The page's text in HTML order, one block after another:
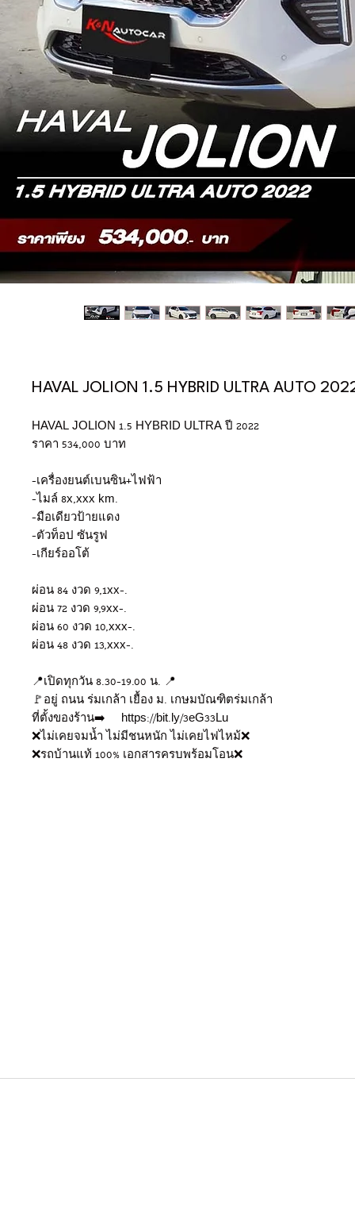
HAVAL JOLION 1.5 HYBRID ULTRA AUTO
HAVAL JOLION 1.5 HYBRID ULTRA ปี 2022
ราคา 534,000 บาท
-เครื่องยนต์เบนซิน+ไฟฟ้า
-ไมล์ 8x,xxx km.
-มือเดียวป้ายแดง
-ตัวท็อป ซันรูฟ
-เกียร์ออโต้
ผ่อน 84 งวด 9,1xx-.
ผ่อน 72 งวด 9,9xx-.
ผ่อน 60 งวด 10,xxx-.
ผ่อน 48 งวด 13,xxx-.
📍เปิดทุกวัน 8.30-19.00 น. 📍
🚩อยู่ ถนน ร่มเกล้า เยื้อง ม. เกษมบัณฑิตร่มเกล้า
ที่ตั้งของร้าน➡️ https://bit.ly/3eG33Lu
❌ไม่เคยจมน้ำ ไม่มีชนหนัก ไม่เคยไฟไหม้❌
❌รถบ้านแท้ 100% เอกสารครบพร้อมโอน❌